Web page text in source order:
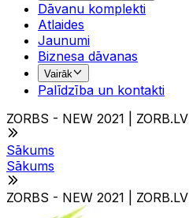
Dāvanu komplekti
Atlaides
Jaunumi
Biznesa dāvanas
Vairāk
Palīdzība un kontakti
ZORBS - NEW 2021 | ZORB.LV
Sākums
Sākums
ZORBS - NEW 2021 | ZORB.LV